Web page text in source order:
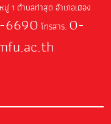
มู่ 1 ตำบลท่าสุด อำเภอเมือง
6690 โทรสาร. 0-